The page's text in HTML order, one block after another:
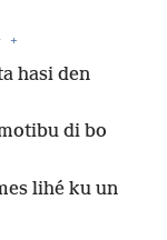
+
hasi den
di bo
lihé ku un